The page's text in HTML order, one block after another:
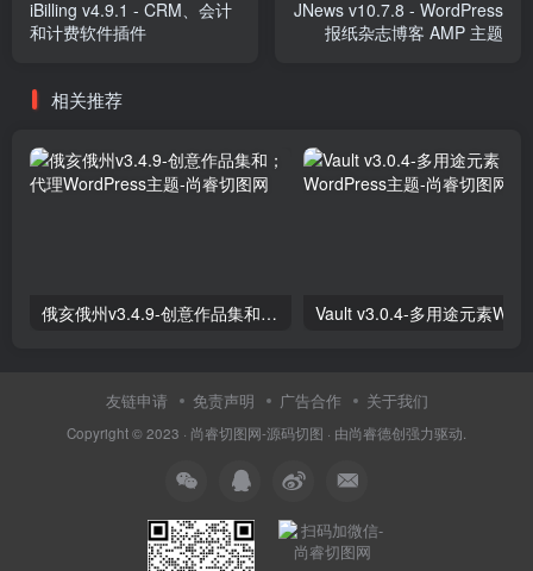
iBilling v4.9.1 - CRM、会计
和计费软件插件
JNews v10.7.8 - WordPress
报纸杂志博客 AMP 主题
相关推荐
俄亥俄州v3.4.9-创意作品集和；代理WordPress主题
友链申请 免责声明 广告合作 关于我们
Copyright © 2023 · 尚睿切图网-源码切图 · 由尚睿德创强力驱动.